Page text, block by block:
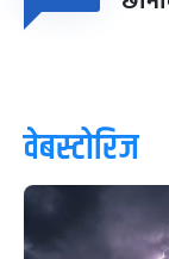
वेबस्टोरिज